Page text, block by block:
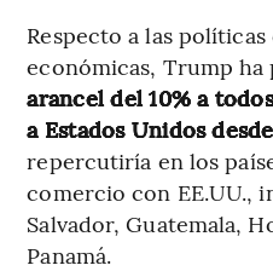
Respecto a las
económicas, Trump
arancel del 10% a
a Estados Unidos
repercutiría en los
comercio con EE.UU.,
Salvador, Guatemala,
Panamá.